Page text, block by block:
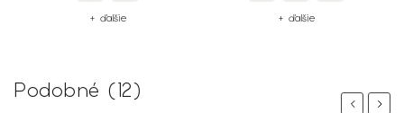
+ ďalšie + ďalšie
Podobné (12)
PreviousNext